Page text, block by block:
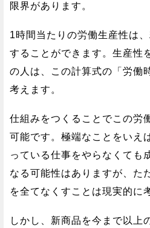
限界があります。
1時間当たりの労働生産性は
することができます。生産性
の人は、この計算式の「労働
考えます。
仕組みをつくることでこの労
可能です。極端なことをいえ
っている仕事をやらなくても
なる可能性はありますが、た
を全てなくすことは現実的に
しかし、新商品を今まで以上